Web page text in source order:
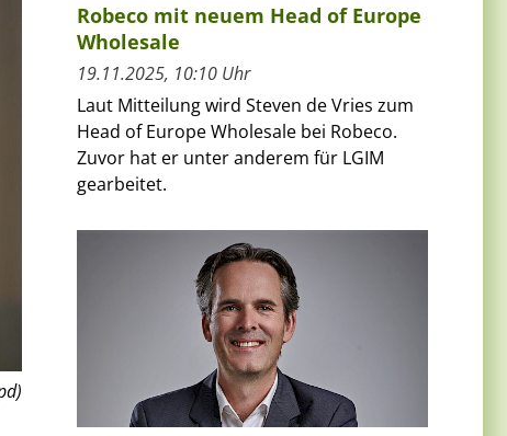
Robeco mit neuem Head of Europe
Wholesale
19.11.2025, 10:10 Uhr
Laut Mitteilung wird Steven de Vries zum
Head of Europe Wholesale bei Robeco.
Zuvor hat er unter anderem für LGIM
gearbeitet.